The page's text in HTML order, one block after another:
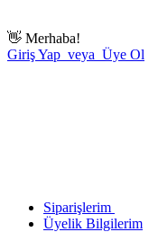
👋 Merhaba!
Giriş Yap veya Üye Ol
Siparişlerim
Üyelik Bilgilerim